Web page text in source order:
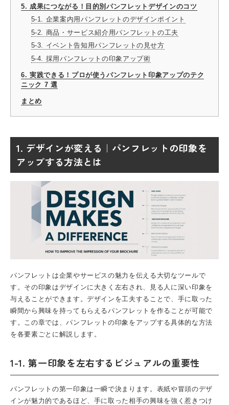
5. 成果につながる！目的別パンフレットデザインのコツ
5-1. 企業案内用パンフレットのデザインポイント
5-2. 商品・サービス紹介用パンフレットの工夫
5-3. イベント告知用パンフレットの見せ方
5-4. 採用パンフレットの印象アップ術
6. 実践できる！プロが使うパンフレット印象アップのテク
ニック 7 選
まとめ
1. デザインが変える｜パンフレットの印象を
アップする方法とは
パンフレット は企業やサービスの魅力を伝える大切なツールで
す。その印象はデザインに大きく左右され、見る人に深い印象を
与えることができます。デザインを工夫することで、手に取った
瞬間から興味を持ってもらえるパンフレットを作ることが可能で
す。この章では、パンフレットの印象をアップする具体的な方法
を各要素ごとに解説します。
1-1. 第一印象を左右するビジュアルの重要性
パンフレット の第一印象は一瞬で決まります。表紙や冒頭のデザ
インが魅力的であるほど、手に取った相手の興味を強く惹きつけ